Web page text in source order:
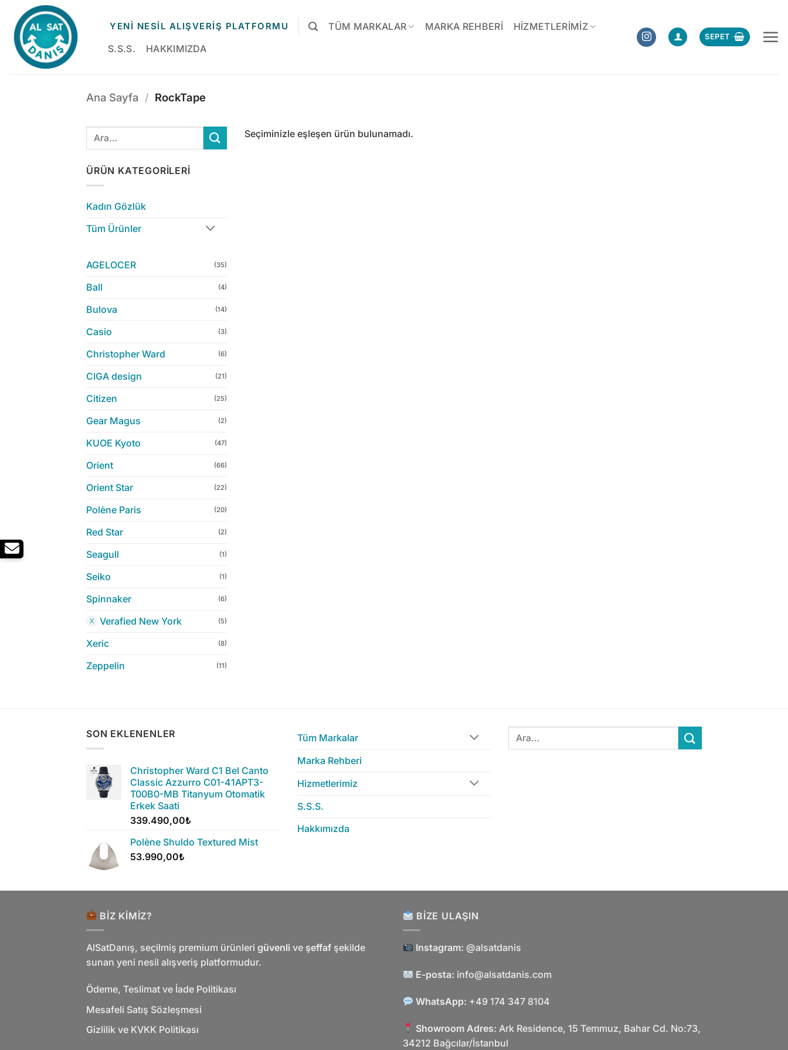
İçeriğe
YENİ NESİL ALIŞVERİŞ PLATFORMU TÜM MARKALAR MARKA REHBERI
HIZMETLERIMIZ
S.S.S.
HAKKIMIZDA
SEPET
Ana Sayfa / RockTape
ÜRÜN KATEGORILERI
Kadın Gözlük
Tüm Ürünler
AGELOCER (35)
Ball (4)
Bulova (14)
Casio (3)
Christopher Ward (6)
CIGA design (21)
Citizen (25)
Gear Magus (2)
KUOE Kyoto (47)
Orient (66)
Orient Star (22)
Polène Paris (20)
Red Star (2)
Seagull (1)
Seiko (1)
Spinnaker (6)
Verafied New York (5)
Xeric (8)
Zeppelin (11)
Seçiminizle eşleşen ürün bulunamadı.
SON EKLENENLER
Christopher Ward C1 Bel Canto
Classic Azzurro C01-41APT3-
T00B0-MB Titanyum Otomatik
Erkek Saati
339.490,00₺
Polène Shuldo Textured Mist
53.990,00₺
Tüm Markalar
Marka Rehberi
Hizmetlerimiz
S.S.S.
Hakkımızda
Ara:
BIZ KIMIZ?
AlSatDanış, seçilmiş premium ürünleri güvenli ve şeffaf şekilde
sunan yeni nesil alışveriş platformudur.
Ödeme, Teslimat ve İade Politikası
Mesafeli Satış Sözleşmesi
Gizlilik ve KVKK Politikası
BIZE ULAŞIN
Instagram: @alsatdanis
E-posta: info@alsatdanis.com
WhatsApp: +49 174 347 8104
Showroom Adres: Ark Residence, 15 Temmuz, Bahar Cd. No:73,
34212 Bağcılar/İstanbul